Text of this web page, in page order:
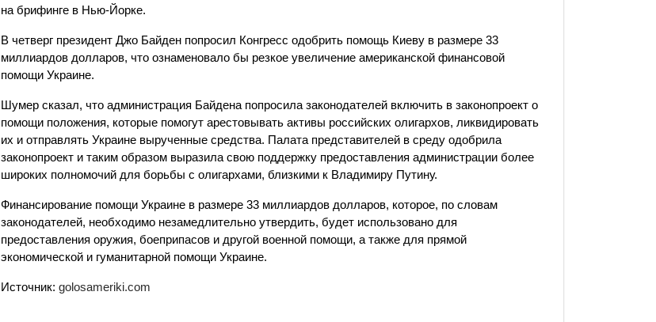
на брифинге в Нью-Йорке.
В четверг президент Джо Байден попросил Конгресс одобрить помощь Киеву в размере 33
миллиардов долларов, что ознаменовало бы резкое увеличение американской финансовой
помощи Украине.
Шумер сказал, что администрация Байдена попросила законодателей включить в законопроект о
помощи положения, которые помогут арестовывать активы российских олигархов, ликвидировать
их и отправлять Украине вырученные средства. Палата представителей в среду одобрила
законопроект и таким образом выразила свою поддержку предоставления администрации более
широких полномочий для борьбы с олигархами, близкими к Владимиру Путину.
Финансирование помощи Украине в размере 33 миллиардов долларов, которое, по словам
законодателей, необходимо незамедлительно утвердить, будет использовано для
предоставления оружия, боеприпасов и другой военной помощи, а также для прямой
экономической и гуманитарной помощи Украине.
Источник: golosameriki.com